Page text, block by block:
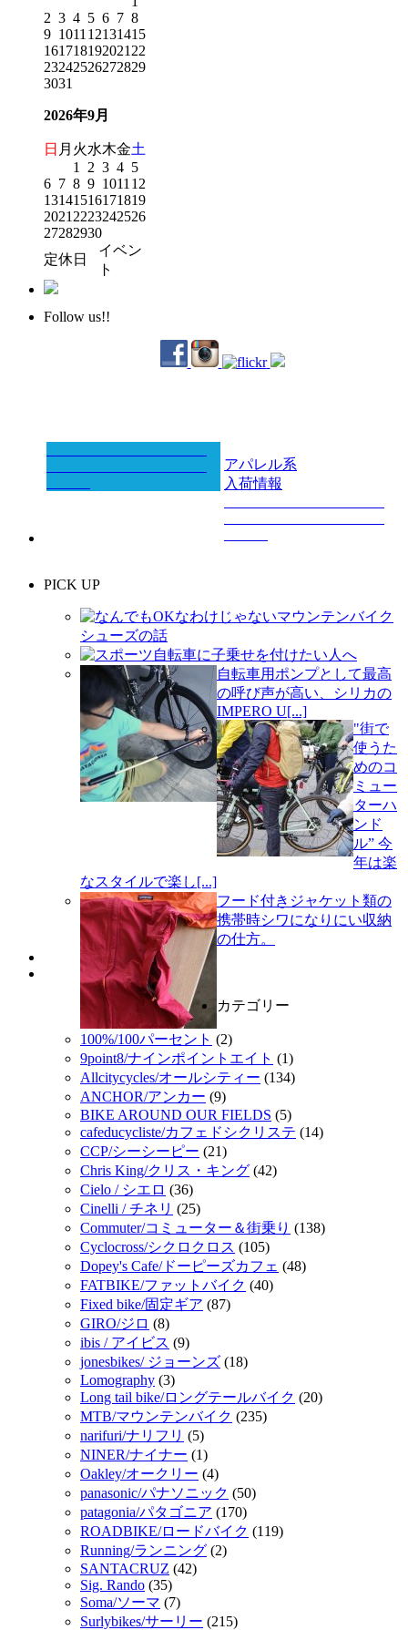
2 3 4 5 6 7 8
9 1011 12131415
161718192021 22
23242526272829
3031
2026年9月
日 月 火水木金土
1
2 3 4 5
6 7 8 9 1011 12
13141516171819
2021 2223242526
27282930
定休日
イベン
ト
Follow us!!
アパレル系
入荷情報
PICK UP
なんでもOKなわけじゃないマウンテンバイク
シューズの話
スポーツ自転車に子乗せを付けたい人へ
自転車用ポンプとして最高
の呼び声が高い、シリカの
IMPERO U[...]
"街で
使うた
めのコ
ミュー
ターハ
ンド
ル” 今
年は楽
なスタイルで楽し[...]
フード付きジャケット類の
携帯時シワになりにい収納
の仕方。
カテゴリー
100%/100パーセント (2)
9point8/ナインポイントエイト (1)
Allcitycycles/オールシティー (134)
ANCHOR/アンカー (9)
BIKE AROUND OUR FIELDS (5)
cafeducycliste/カフェドシクリステ (14)
CCP/シーシーピー (21)
Chris King/クリス・キング (42)
Cielo / シエロ (36)
Cinelli / チネリ (25)
Commuter/コミューター＆街乗り (138)
Cyclocross/シクロクロス (105)
Dopey's Cafe/ドーピーズカフェ (48)
FATBIKE/ファットバイク (40)
Fixed bike/固定ギア (87)
GIRO/ジロ (8)
ibis / アイビス (9)
jonesbikes/ ジョーンズ (18)
Lomography (3)
Long tail bike/ロングテールバイク (20)
MTB/マウンテンバイク (235)
narifuri/ナリフリ (5)
NINER/ナイナー (1)
Oakley/オークリー (4)
panasonic/パナソニック (50)
patagonia/パタゴニア (170)
ROADBIKE/ロードバイク (119)
Running/ランニング (2)
SANTACRUZ (42)
Sig. Rando (35)
Soma/ソーマ (7)
Surlybikes/サーリー (215)